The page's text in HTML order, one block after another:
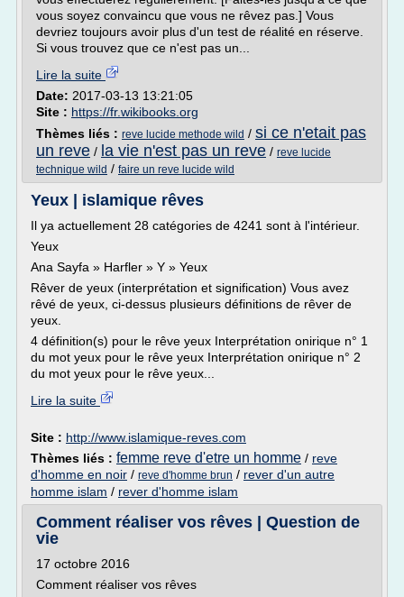
vous soyez convaincu que vous ne rêvez pas.] Vous
devriez toujours avoir plus d'un test de réalité en réserve.
Si vous trouvez que ce n'est pas un...
Lire la suite
Date: 2017-03-13 13:21:05
Site : https://fr.wikibooks.org
Thèmes liés : reve lucide methode wild / si ce n'etait pas
un reve / la vie n'est pas un reve / reve lucide
technique wild / faire un reve lucide wild
Yeux | islamique rêves
Il ya actuellement 28 catégories de 4241 sont à l'intérieur.
Yeux
Ana Sayfa » Harfler » Y » Yeux
Rêver de yeux (interprétation et signification) Vous avez
rêvé de yeux, ci-dessus plusieurs définitions de rêver de
yeux.
4 définition(s) pour le rêve yeux Interprétation onirique n° 1
du mot yeux pour le rêve yeux Interprétation onirique n° 2
du mot yeux pour le rêve yeux...
Lire la suite
Site : http://www.islamique-reves.com
Thèmes liés : femme reve d'etre un homme / reve
d'homme en noir / reve d'homme brun / rever d'un autre
homme islam / rever d'homme islam
Comment réaliser vos rêves | Question de
vie
17 octobre 2016
Comment réaliser vos rêves